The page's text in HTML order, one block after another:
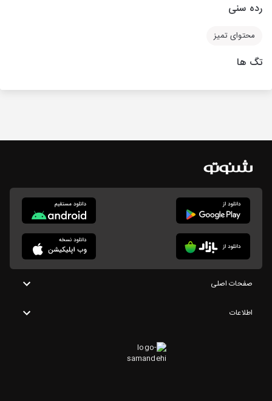
رده سنی
محتوای تمیز
تگ ها
صفحات اصلی
اطلاعات